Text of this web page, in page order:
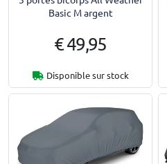
Basic M argent
€ 49,95
Disponible sur stock